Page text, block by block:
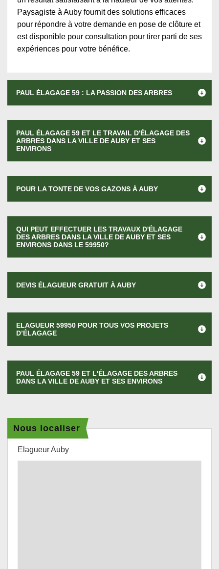
Paysagiste à Auby fournit des solutions efficaces
pour répondre à votre demande en pose de clôture et
est disponible pour consultation pour tirer parti de ses
expériences pour votre bénéfice.
PAUL ÉLAGAGE 59 : LA PASSION DES ARBRES
PAUL ÉLAGAGE 59 ET LE TRAVAIL D'ÉLAGAGE DES
ARBRES DANS LA VILLE DE AUBY ET SES
ENVIRONS
POUR LA TONTE DE VOS GAZONS À AUBY
QUI PEUT EFFECTUER LES TRAVAUX D'ÉLAGAGE
DES ARBRES DANS LA VILLE DE AUBY ET SES
ENVIRONS DANS LE 59950?
DEVIS ÉLAGUEUR GRATUIT À AUBY
ELAGUEUR 59950 POUR TOUS VOS PROJETS
D’ÉLAGAGE
PAUL ÉLAGAGE 59 ET L'ÉLAGAGE DES ARBRES
DANS LA VILLE DE AUBY ET SES ENVIRONS
Nous localiser
Elagueur Auby